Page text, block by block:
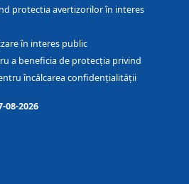
protectia avertizorilor în interes
în interes public
a beneficia de protecția privind
încălcarea confidențialității
08-2026